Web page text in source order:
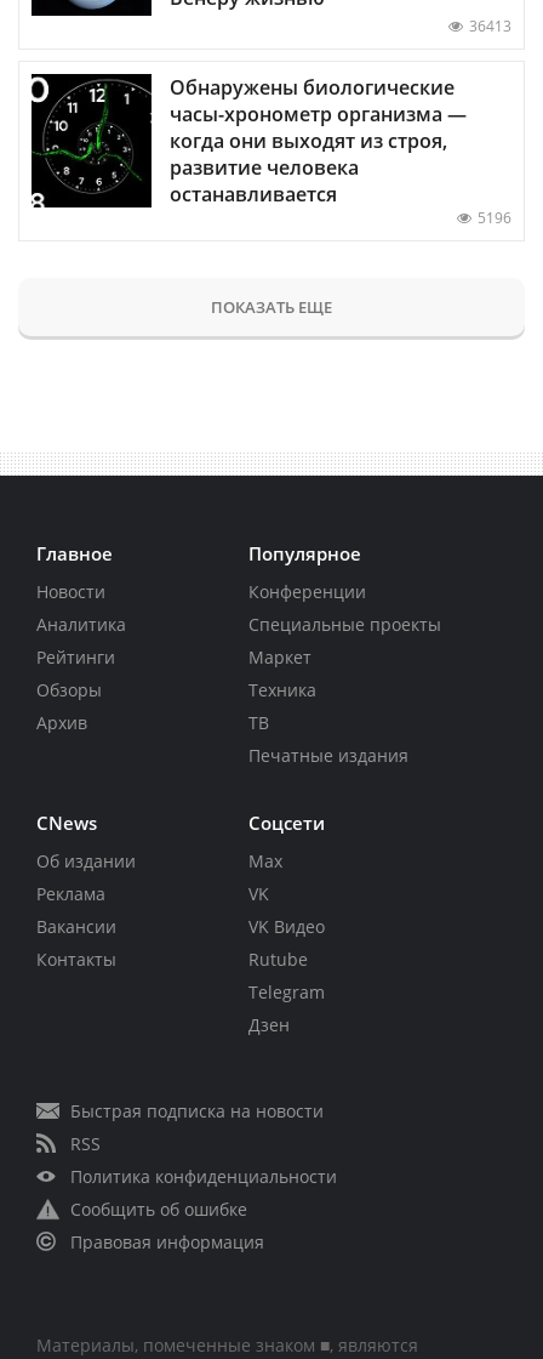
36413
Обнаружены биологические
часы-хронометр организма —
когда они выходят из строя,
развитие человека
останавливается
5196
ПОКАЗАТЬ ЕЩЕ
Главное
Новости
Аналитика
Рейтинги
Обзоры
Архив
Популярное
Конференции
Специальные проекты
Маркет
Техника
ТВ
Печатные издания
CNews
Об издании
Реклама
Вакансии
Контакты
Соцсети
Max
VK
VK Видео
Rutube
Telegram
Дзен
Быстрая подписка на новости
RSS
Политика конфиденциальности
Сообщить об ошибке
Правовая информация
Материалы, помеченные знаком ■, являются